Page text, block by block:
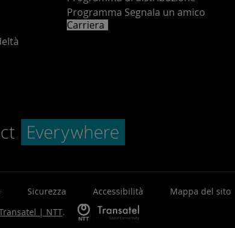
Programma Segnala un amico
Carriera
Sicurezza Accessibilità
Mappa del sito
| NTT.